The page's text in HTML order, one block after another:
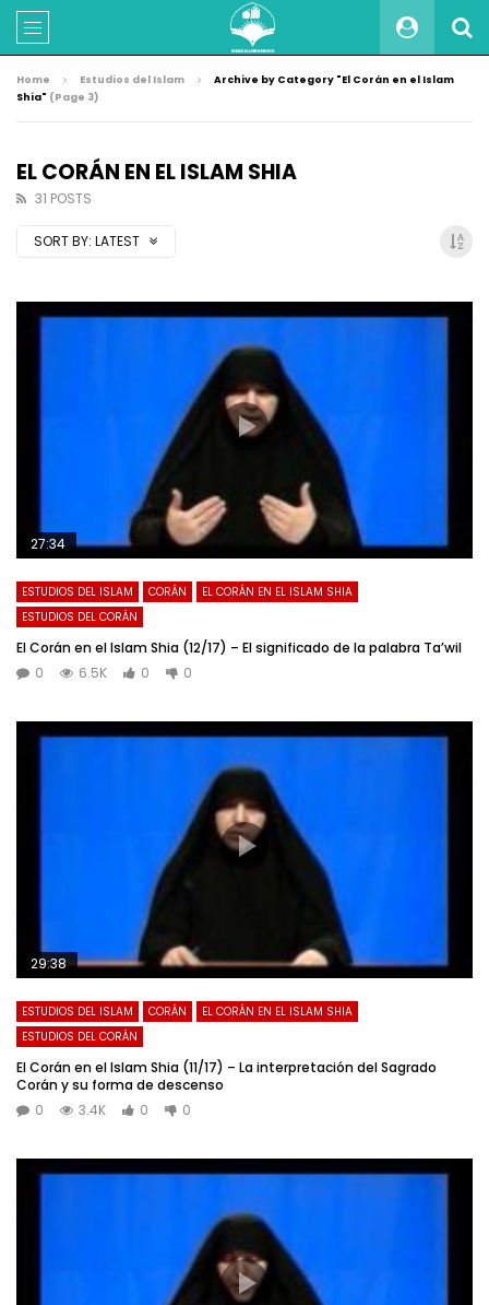
Home Estudios del Islam
Archive by Category "El Corán en el Islam
Shia" (Page 3)
EL CORÁN EN EL ISLAM SHIA
31 POSTS
SORT BY: LATEST
27:34
ESTUDIOS DEL ISLAM CORÁN
EL CORÁN EN EL ISLAM SHIA
ESTUDIOS DEL CORÁN
El Corán en el Islam Shia (12/17) – El significado de la palabra Ta’wil
0
6.5K 0 0
29:38
ESTUDIOS DEL ISLAM CORÁN
EL CORÁN EN EL ISLAM SHIA
ESTUDIOS DEL CORÁN
El Corán en el Islam Shia (11/17) – La interpretación del Sagrado
Corán y su forma de descenso
0
3.4K 0 0